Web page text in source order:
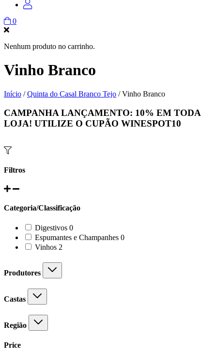
0
Nenhum produto no carrinho.
Vinho Branco
Início /Quinta do Casal Branco Tejo / Vinho Branco
CAMPANHA LANÇAMENTO: 10% EM TODA
LOJA! UTILIZE O CUPÃO WINESPOT10
Filtros
Categoria/Classificação
Digestivos 00
products
Espumantes e Champanhes 00
Vinhos 2
Produtores
Castas
Região
Price